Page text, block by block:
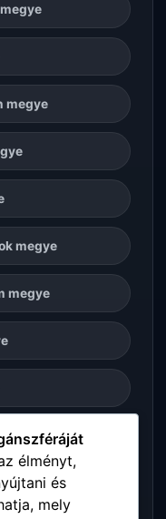
megye
megye
megye
megye
élményt,
és
mely